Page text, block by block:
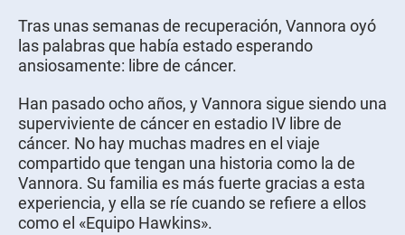
Tras unas semanas de recuperación, Vannora oyó
las palabras que había estado esperando
ansiosamente: libre de cáncer.
Han pasado ocho años, y Vannora sigue siendo una
superviviente de cáncer en estadio IV libre de
cáncer. No hay muchas madres en el viaje
compartido que tengan una historia como la de
Vannora. Su familia es más fuerte gracias a esta
experiencia, y ella se ríe cuando se refiere a ellos
como el «Equipo Hawkins».